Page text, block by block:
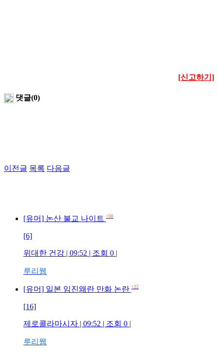
[신고하기]
댓글(0)
이전글 목록 다음글
[유머] 논산 불교 나이트 +30
[6]
위대한 건강 | 09:52 | 조회 0 |
루리웹
[유머] 일본 임진왜란 만화 논란 +22
[16]
제로콜라마시자 | 09:52 | 조회 0 |
루리웹